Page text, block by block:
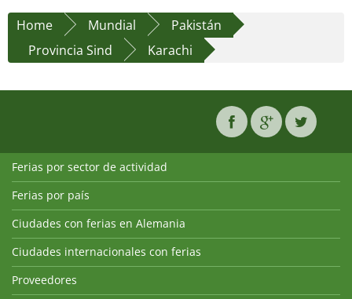
Home Mundial
Pakistán
Provincia Sind
Karachi
Ferias por sector de actividad
Ferias por país
Ciudades con ferias en Alemania
Ciudades internacionales con ferias
Proveedores